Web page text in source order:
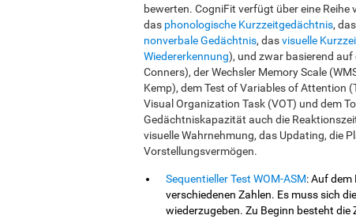
bewerten. CogniFit verfügt über eine
das phonologische Kurzzeitgedächtnis, das
nonverbale Gedächtnis, dasvisuelle
Wiedererkennung), und zwar basierend auf
Conners), der Wechsler Memory Scale
Kemp), dem Test of Variables of Attention
Visual Organization Task (VOT) und dem
Gedächtniskapazität auch die
visuelle Wahrnehmung, das Updating, die
Vorstellungsvermögen.
Sequentieller Test WOM-ASM: Auf dem
verschiedenen Zahlen. Es muss sich
wiederzugeben. Zu Beginn besteht die